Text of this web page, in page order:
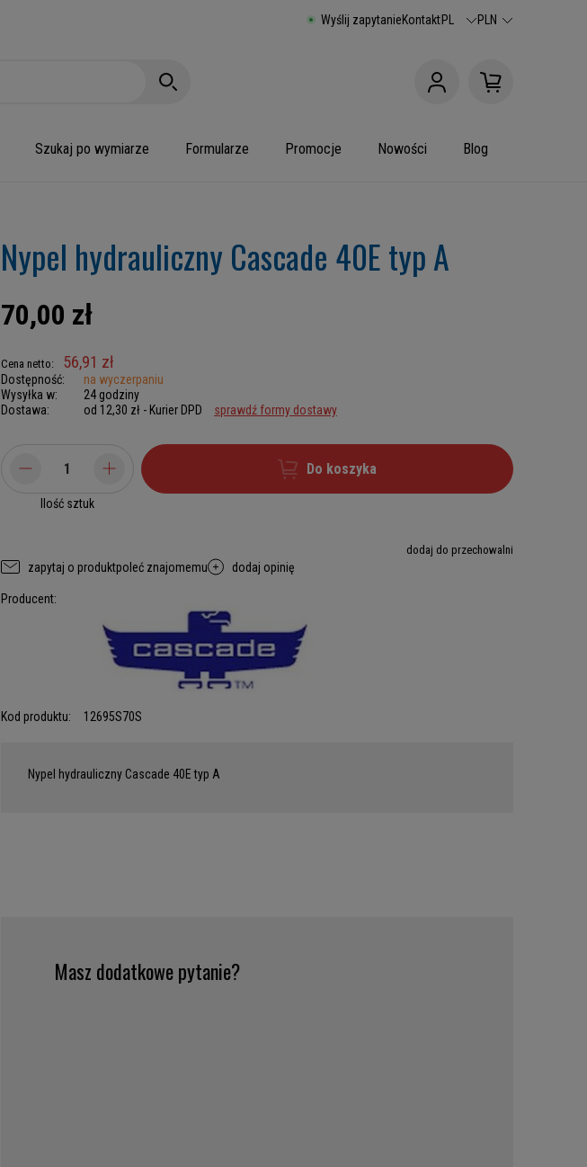
Wyślij zapytanieKontaktPL PLN
Szukaj po wymiarze Formularze Promocje Nowości Blog
Nypel hydrauliczny Cascade 40E typ A
70,00 zł
Cena netto: 56,91 zł
Dostępność:
na wyczerpaniu
Wysyłka w:
24 godziny
Dostawa:
od 12,30 zł - Kurier DPD sprawdź formy dostawy
Ilość sztuk
Do koszyka
dodaj do przechowalni
zapytaj o produktpoleć znajomemu dodaj opinię
Producent:
Kod produktu: 12695S70S
Nypel hydrauliczny Cascade 40E typ A
Masz dodatkowe pytanie?